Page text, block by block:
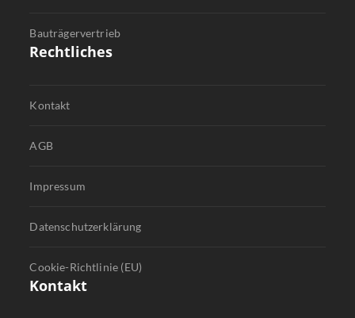
Bauträgervertrieb
Rechtliches
Kontakt
AGB
Impressum
Datenschutzerklärung
Cookie-Richtlinie (EU)
Kontakt